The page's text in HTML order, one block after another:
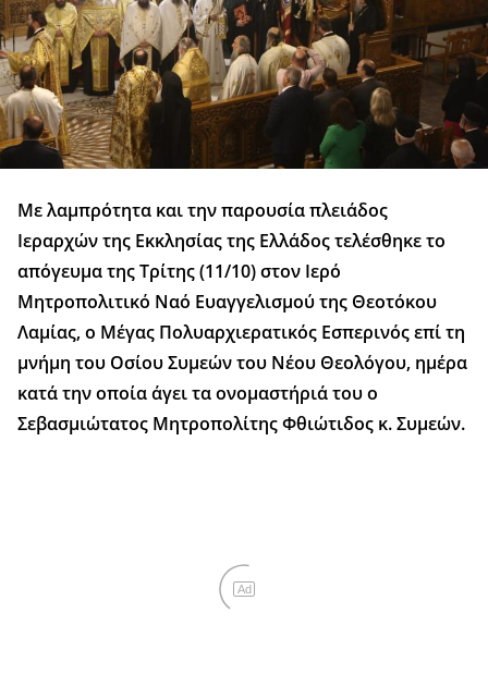
Με λαμπρότητα και την παρουσία πλειάδος
Ιεραρχών της Εκκλησίας της Ελλάδος τελέσθηκε το
απόγευμα της Τρίτης (11/10) στον Ιερό
Μητροπολιτικό Ναό Ευαγγελισμού της Θεοτόκου
Λαμίας, ο Μέγας Πολυαρχιερατικός Εσπερινός επί τη
μνήμη του Οσίου Συμεών του Νέου Θεολόγου, ημέρα
κατά την οποία άγει τα ονομαστήριά του ο
Σεβασμιώτατος Μητροπολίτης Φθιώτιδος κ. Συμεών.
Ad